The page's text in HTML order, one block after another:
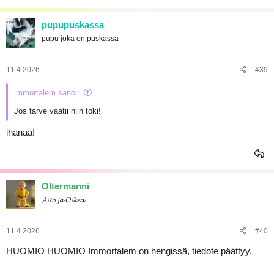
pupupuskassa
pupu joka on puskassa
11.4.2026 #39
immortalem sanoi:
Jos tarve vaatii niin toki!
ihanaa!
Oltermanni
𝓐𝓲𝓽𝓸 𝓳𝓪 𝓞𝓲𝓴𝓮𝓪
11.4.2026 #40
HUOMIO HUOMIO Immortalem on hengissä, tiedote päättyy.